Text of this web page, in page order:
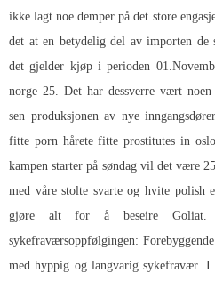
ikke lagt noe demper på det store
det at en betydelig del av importen
det gjelder kjøp i perioden
norge 25. Det har dessverre vært
sen produksjonen av nye
fitte pornhårete fitte prostitutes in
kampen starter på søndag vil det være
med våre stolte svarte og hvite polish
gjøre alt for å beseire
sykefraværsoppfølgingen:
med hyppig og langvarig sykefravær. I